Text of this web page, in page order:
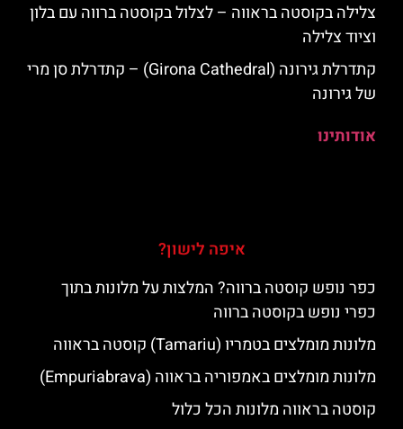
צלילה בקוסטה בראווה – לצלול בקוסטה ברווה עם בלון
וציוד צלילה
קתדרלת גירונה (Girona Cathedral) – קתדרלת סן מרי
של גירונה
אודותינו
איפה לישון?
כפר נופש קוסטה ברווה? המלצות על מלונות בתוך
כפרי נופש בקוסטה ברווה
מלונות מומלצים בטמריו (Tamariu) קוסטה בראווה
מלונות מומלצים באמפוריה בראווה (Empuriabrava)
קוסטה בראווה מלונות הכל כלול